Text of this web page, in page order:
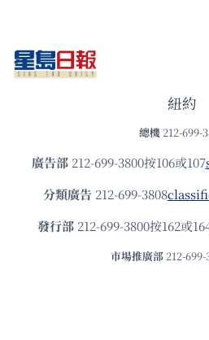
紐約
總機 212-699-
廣告部212-699-3800按106或107
分類廣告 212-699-3808
發⾏部 212-699-3800按162或
市場推廣部 212-699-